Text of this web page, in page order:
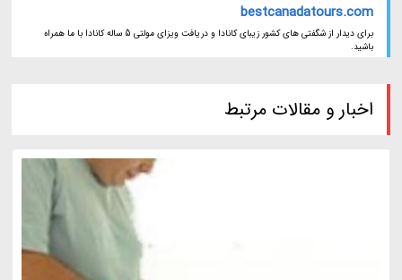
bestcanadatours.com
برای دیدار از شگفتی های کشور زیبای کانادا و دریافت ویزای مولتی 5 ساله کانادا با ما همراه
باشید.
اخبار و مقالات مرتبط